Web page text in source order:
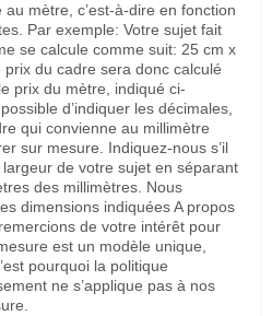
mètre, c’est-à-dire en fonction
Par exemple: Votre sujet fait
se calcule comme suit: 25 cm x
du cadre sera donc calculé
prix du mètre, indiqué ci-
d’indiquer les décimales,
qui convienne au millimètre
sur mesure. Indiquez-nous s’il
de votre sujet en séparant
des millimètres. Nous
dimensions indiquées A propos
de votre intérêt pour
est un modèle unique,
pourquoi la politique
ne s’applique pas à nos